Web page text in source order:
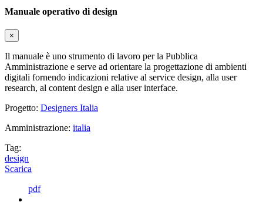
Manuale operativo di design
×
Il manuale è uno strumento di lavoro per la Pubblica
Amministrazione e serve ad orientare la progettazione di ambienti
digitali fornendo indicazioni relative al service design, alla user
research, al content design e alla user interface.
Progetto: Designers Italia
Amministrazione: italia
Tag:
design
Scarica
pdf